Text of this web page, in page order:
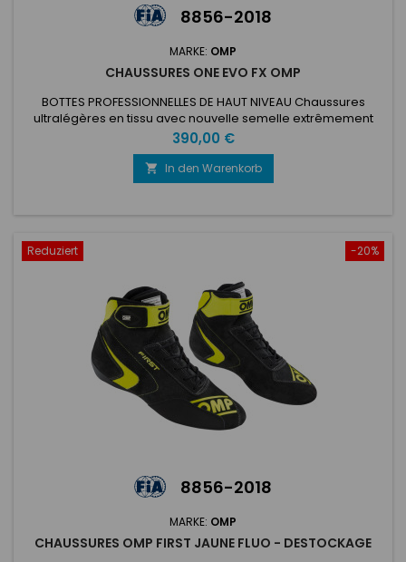
8856-2018
MARKE: OMP
CHAUSSURES ONE EVO FX OMP
BOTTES PROFESSIONNELLES DE HAUT NIVEAU Chaussures
ultralégères en tissu avec nouvelle semelle extrêmement
fine de nouvelle génération. Bride velcro en cuir, renforts sur
la pointe et à l'arrière.
Preis
390,00 €
 In den Warenkorb
-20%
Reduziert
8856-2018
MARKE: OMP
CHAUSSURES OMP FIRST JAUNE FLUO - DESTOCKAGE